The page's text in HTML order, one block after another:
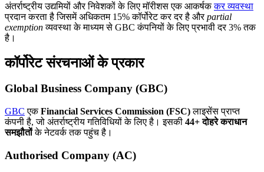
अंतर्राष्ट्रीय उद्यमियों और निवेशकों के लिए मॉरीशस एक आकर्षककर व्यवस्था
प्रदान करता है जिसमें अधिकतम 15% कॉर्पोरेट कर दर है औरpartial
exemptionव्यवस्था के माध्यम से GBC कंपनियों के लिए प्रभावी दर 3% तक
है।
कॉर्पोरेट संरचनाओं के प्रकार
Global Business Company (GBC)
GBC एकFinancial Services Commission (FSC)लाइसेंस प्राप्त
कंपनी है, जो अंतर्राष्ट्रीय गतिविधियों के लिए है। इसकी 44+ दोहरे कराधान
समझौतोंके नेटवर्क तक पहुंच है।
Authorised Company (AC)